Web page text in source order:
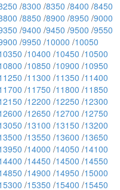
/8300 /8350 /8400 /8450
/8850 /8900 /8950 /9000
/9400 /9450 /9500 /9550
/9950 /10000 /10050
/10400 /10450 /10500
/10850 /10900 /10950
/11300 /11350 /11400
/11750 /11800 /11850
/12200 /12250 /12300
/12650 /12700 /12750
/13100 /13150 /13200
/13550 /13600 /13650
/14000 /14050 /14100
/14450 /14500 /14550
/14900 /14950 /15000
/15350 /15400 /15450